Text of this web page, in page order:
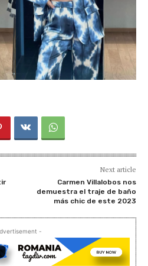
Next article
Carmen Villalobos nos
demuestra el traje de baño
más chic de este 2023
-